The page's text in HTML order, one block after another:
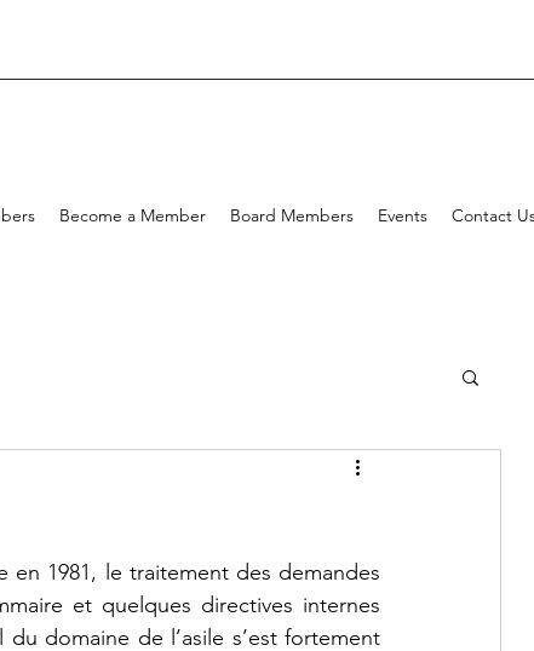
Become a Member Board Members Events Contact
en 1981, le traitement des demandes
et quelques directives internes
domaine de l’asile s’est fortement